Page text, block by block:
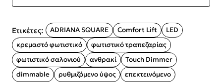
Ετικέτες: ADRIANA SQUARE Comfort Lift
LED
κρεμαστό φωτιστικό
φωτιστικό τραπεζαρίας
φωτιστικό σαλονιού
ανθρακί
Touch Dimmer
dimmable
ρυθμιζόμενο ύψος
επεκτεινόμενο